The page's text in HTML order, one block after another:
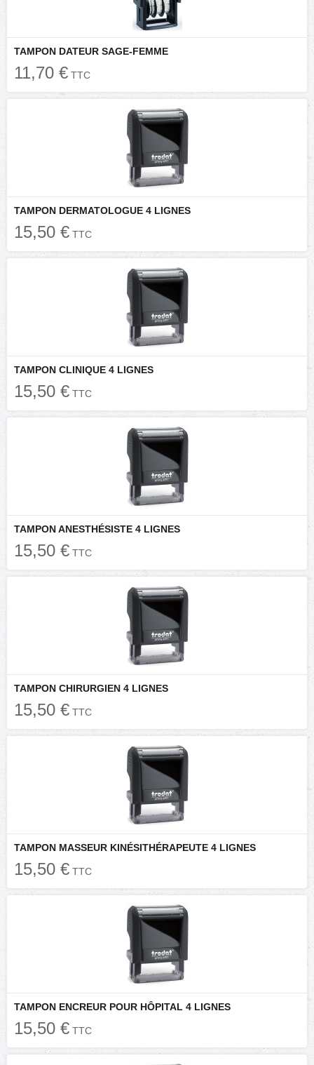
TAMPON DATEUR SAGE-FEMME
11,70 € TTC
TAMPON DERMATOLOGUE 4 LIGNES
15,50 € TTC
TAMPON CLINIQUE 4 LIGNES
15,50 € TTC
TAMPON ANESTHÉSISTE 4 LIGNES
15,50 € TTC
TAMPON CHIRURGIEN 4 LIGNES
15,50 € TTC
TAMPON MASSEUR KINÉSITHÉRAPEUTE 4 LIGNES
15,50 € TTC
TAMPON ENCREUR POUR HÔPITAL 4 LIGNES
15,50 € TTC